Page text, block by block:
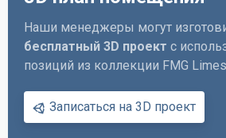
Наши менеджеры могут
бесплатный 3D проект с
позиций из коллекции FMG
Записаться на 3D проект